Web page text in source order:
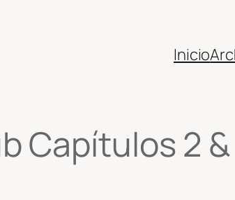
Inicio
Capítulos 2